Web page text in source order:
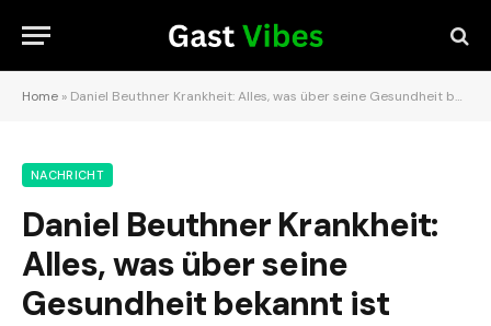
Home » Daniel Beuthner Krankheit: Alles, was über seine Gesundheit bekannt ist
NACHRICHT
Daniel Beuthner Krankheit:
Alles, was über seine
Gesundheit bekannt ist